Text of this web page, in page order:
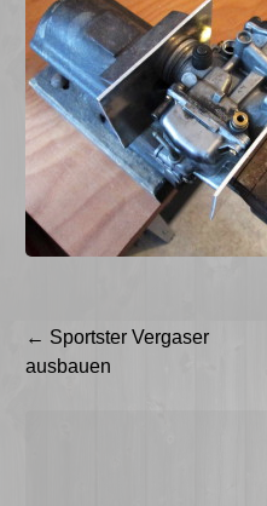
Beitragsnavigation
← Sportster Vergaser
ausbauen